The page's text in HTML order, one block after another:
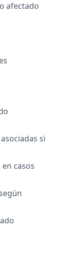
afectado
si
casos